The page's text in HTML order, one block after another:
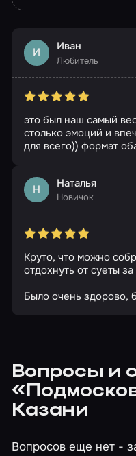
И Иван
Любитель
это был наш самый
столько эмоций и
для всего)) формат
Н Наталья
Новичок
Круто, что можно
отдохнуть от суеты
Было очень здорово,
Вопросы и
Казани
Вопросов еще нет -